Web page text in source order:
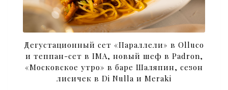
Дегустационный сет «Параллели» в Olluco
и теппан-сет в IMA, новый шеф в Padron,
«Московское утро» в баре Шаляпин, сезон
лисичек в Di Nulla и Meraki